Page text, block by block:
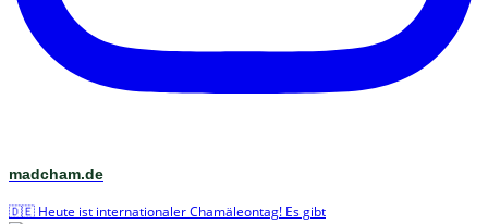
madcham.de
🇩🇪 Heute ist internationaler Chamäleontag! Es gibt